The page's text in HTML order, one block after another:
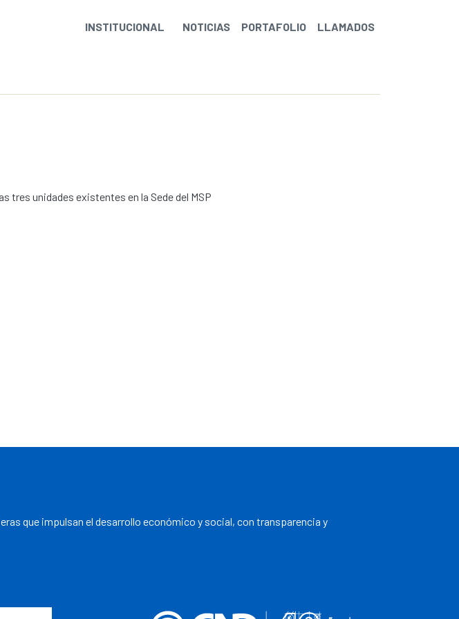
INSTITUCIONAL
NOTICIAS PORTAFOLIO LLAMADOS
tres unidades existentes en la Sede del MSP
que impulsan el desarrollo económico y social, con transparencia y